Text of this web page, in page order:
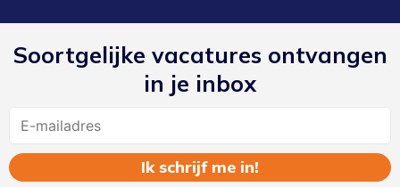
Soortgelijke vacatures ontvangen
in je inbox